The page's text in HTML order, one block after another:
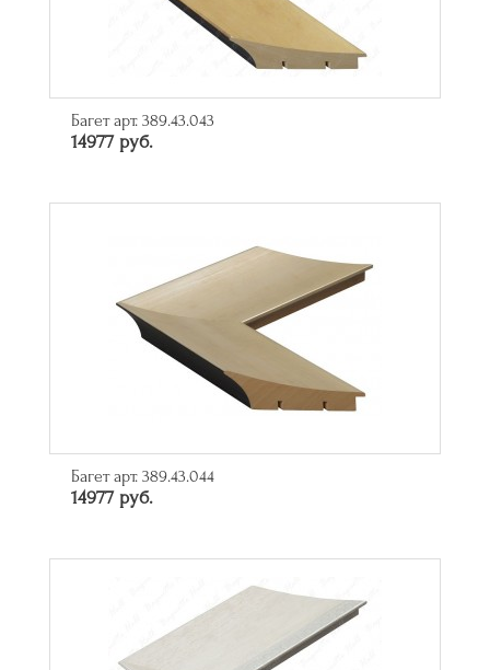
Багет арт. 389.43.043
14977 руб.
Багет арт. 389.43.044
14977 руб.